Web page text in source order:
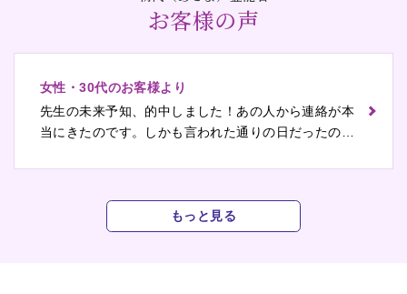
お客様の声
女性・30代のお客様より
先生の未来予知、的中しました！あの人から連絡が本
当にきたのです。しかも言われた通りの日だったので
メ」と先生から言われていたのを思い出して、焦らず
べきタイミングも前回の鑑定で聞いているので、次回
はその結果報告でお電話します。
もっと見る